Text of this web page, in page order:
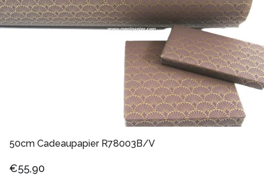
50cm Cadeaupapier R78003B/V
€55,90